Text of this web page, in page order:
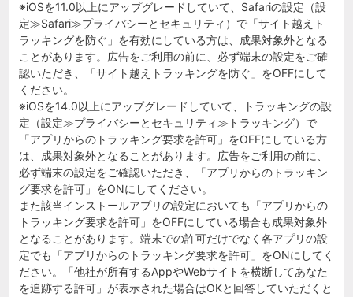
※iOSを11.0以上にアップグレードしていて、Safariの設定（設
定≫Safari≫プライバシーとセキュリティ）で「サイト越えト
ラッキングを防ぐ」を有効にしている方は、成果対象外となる
ことがあります。広告をご利用の前に、必ず端末の設定をご確
認いただき、「サイト越えトラッキングを防ぐ」をOFFにして
ください。
※iOSを14.0以上にアップグレードしていて、トラッキングの設
定（設定≫プライバシーとセキュリティ≫トラッキング）で
「アプリからのトラッキング要求を許可」をOFFにしている方
は、成果対象外となることがあります。広告をご利用の前に、
必ず端末の設定をご確認いただき、「アプリからのトラッキン
グ要求を許可」をONにしてください。
また該当インストールアプリの設定においても「アプリからの
トラッキング要求を許可」をOFFにしている場合も成果対象外
となることがあります。端末での許可だけでなく各アプリの設
定でも「アプリからのトラッキング要求を許可」をONにしてく
ださい。「他社が所有するAppやWebサイトを横断してあなた
を追跡する許可」が表示された場合はOKと回答していただくと